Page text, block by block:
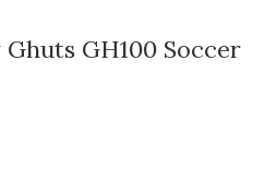
GH100 Soccer